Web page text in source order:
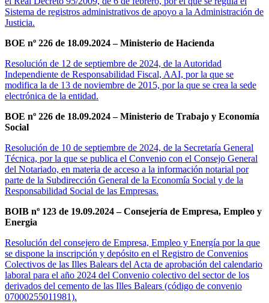
Sistema de registros administrativos de apoyo a la Administración de
Justicia.
BOE nº 226 de 18.09.2024 – Ministerio de Hacienda
Resolución de 12 de septiembre de 2024, de la Autoridad
Independiente de Responsabilidad Fiscal, AAI, por la que se
modifica la de 13 de noviembre de 2015, por la que se crea la sede
electrónica de la entidad.
BOE nº 226 de 18.09.2024 – Ministerio de Trabajo y Economía
Social
Resolución de 10 de septiembre de 2024, de la Secretaría General
Técnica, por la que se publica el Convenio con el Consejo General
del Notariado, en materia de acceso a la información notarial por
parte de la Subdirección General de la Economía Social y de la
Responsabilidad Social de las Empresas.
BOIB nº 123 de 19.09.2024 – Consejería de Empresa, Empleo y
Energia
Resolución del consejero de Empresa, Empleo y Energía por la que
se dispone la inscripción y depósito en el Registro de Convenios
Colectivos de las Illes Balears del Acta de aprobación del calendario
laboral para el año 2024 del Convenio colectivo del sector de los
derivados del cemento de las Illes Balears (código de convenio
07000255011981).